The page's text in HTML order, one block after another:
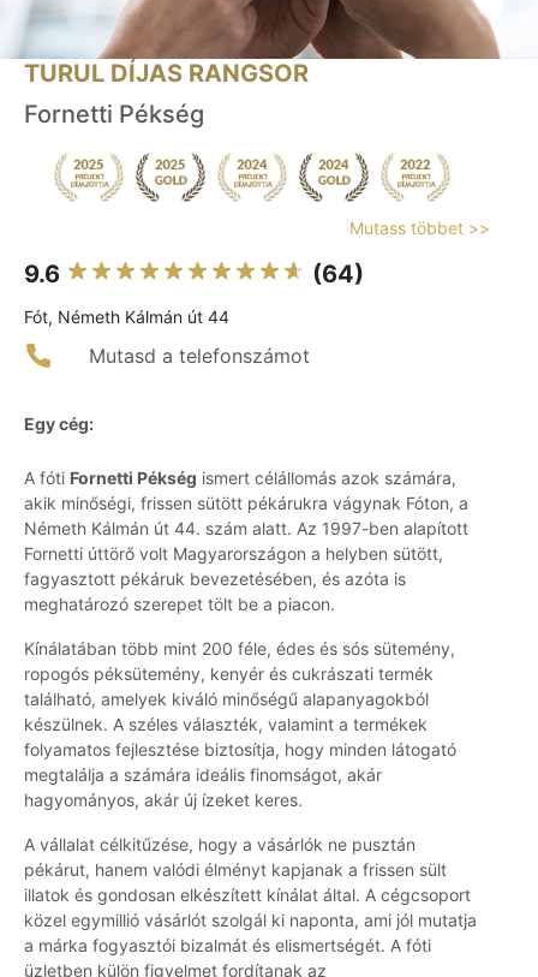
TURUL DÍJAS RANGSOR
Fornetti Pékség
Mutass többet >>
9.6 (64)
Fót, Németh Kálmán út 44
Mutasd a telefonszámot
Egy cég:
A fóti Fornetti Pékség ismert célállomás azok számára,
akik minőségi, frissen sütött pékárukra vágynak Fóton, a
Németh Kálmán út 44. szám alatt. Az 1997-ben alapított
Fornetti úttörő volt Magyarországon a helyben sütött,
fagyasztott pékáruk bevezetésében, és azóta is
meghatározó szerepet tölt be a piacon.
Kínálatában több mint 200 féle, édes és sós sütemény,
ropogós péksütemény, kenyér és cukrászati termék
található, amelyek kiváló minőségű alapanyagokból
készülnek. A széles választék, valamint a termékek
folyamatos fejlesztése biztosítja, hogy minden látogató
megtalálja a számára ideális finomságot, akár
hagyományos, akár új ízeket keres.
A vállalat célkitűzése, hogy a vásárlók ne pusztán
pékárut, hanem valódi élményt kapjanak a frissen sült
illatok és gondosan elkészített kínálat által. A cégcsoport
közel egymillió vásárlót szolgál ki naponta, ami jól mutatja
a márka fogyasztói bizalmát és elismertségét. A fóti
üzletben külön figyelmet fordítanak az